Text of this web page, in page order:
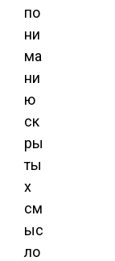
по
ни
ма
ни
ю
ск
ры
ты
х
см
ыс
ло